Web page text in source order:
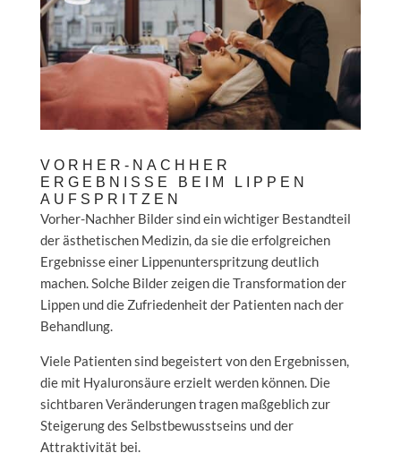
VORHER-NACHHER
ERGEBNISSE BEIM LIPPEN
AUFSPRITZEN
Vorher-Nachher Bilder sind ein wichtiger Bestandteil
der ästhetischen Medizin, da sie die erfolgreichen
Ergebnisse einer Lippenunterspritzung deutlich
machen. Solche Bilder zeigen die Transformation der
Lippen und die Zufriedenheit der Patienten nach der
Behandlung.
Viele Patienten sind begeistert von den Ergebnissen,
die mit Hyaluronsäure erzielt werden können. Die
sichtbaren Veränderungen tragen maßgeblich zur
Steigerung des Selbstbewusstseins und der
Attraktivität bei.